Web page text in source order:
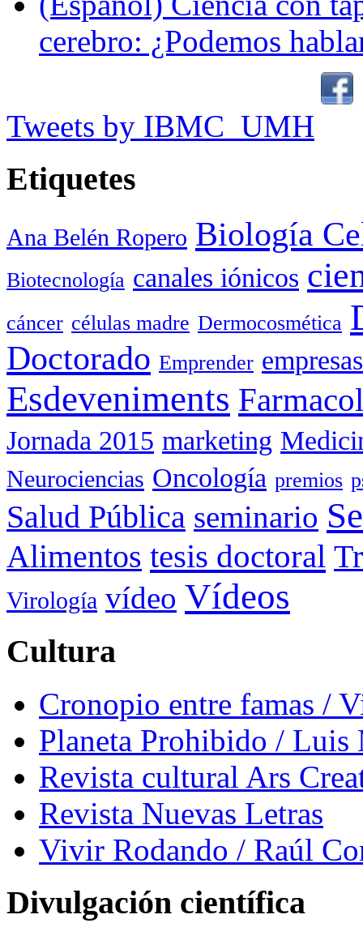
cerebro: ¿Podemos
Tweets by IBMC_UMH
Etiquetes
Ana Belén Ropero Biología
Biotecnología canales iónicos
cáncer células madre Dermocosmética
Doctorado Emprender empresas
Esdeveniments
Jornada 2015 marketing
Neurociencias Oncología premios
Salud Pública seminario
Alimentos tesis doctoral
Virología vídeo Vídeos
Cultura
Cronopio entre famas /
Planeta Prohibido /
Revista cultural Ars
Revista Nuevas Letras
Vivir Rodando / Raúl
Divulgación científica